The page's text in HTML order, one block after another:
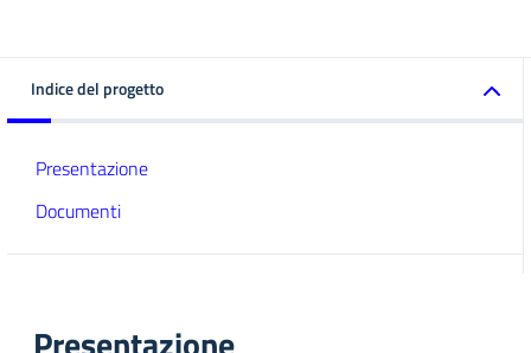
Indice del progetto
Presentazione
Documenti